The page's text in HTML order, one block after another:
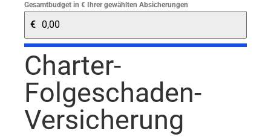
Gesamtbudget in € Ihrer gewählten Absicherungen
€
Charter-
Folgeschaden-
Versicherung